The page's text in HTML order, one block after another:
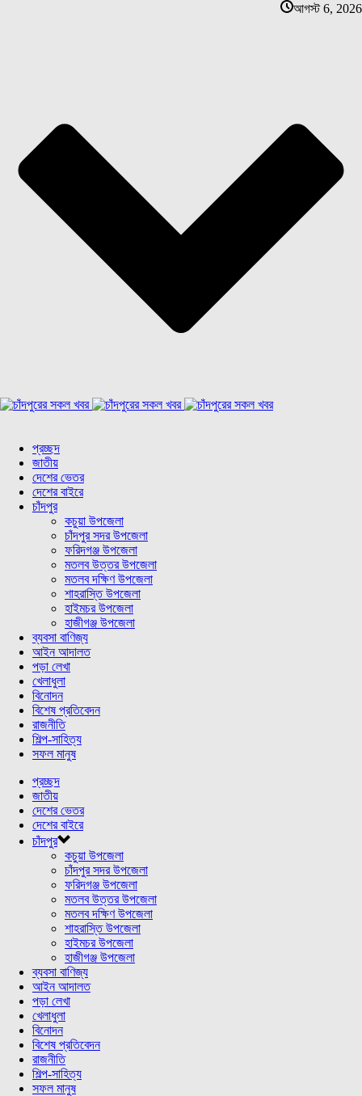
আগস্ট 6, 2026
প্রচ্ছদ
জাতীয়
দেশের ভেতর
দেশের বাইরে
চাঁদপুর
কচুয়া উপজেলা
চাঁদপুর সদর উপজেলা
ফরিদগঞ্জ উপজেলা
মতলব উত্তর উপজেলা
মতলব দক্ষিণ উপজেলা
শাহরাস্তি উপজেলা
হাইমচর উপজেলা
হাজীগঞ্জ উপজেলা
ব্যবসা বাণিজ্য
আইন আদালত
পড়া লেখা
খেলাধুলা
বিনোদন
বিশেষ প্রতিবেদন
রাজনীতি
শিল্প-সাহিত্য
সফল মানুষ
প্রচ্ছদ
জাতীয়
দেশের ভেতর
দেশের বাইরে
চাঁদপুর
কচুয়া উপজেলা
চাঁদপুর সদর উপজেলা
ফরিদগঞ্জ উপজেলা
মতলব উত্তর উপজেলা
মতলব দক্ষিণ উপজেলা
শাহরাস্তি উপজেলা
হাইমচর উপজেলা
হাজীগঞ্জ উপজেলা
ব্যবসা বাণিজ্য
আইন আদালত
পড়া লেখা
খেলাধুলা
বিনোদন
বিশেষ প্রতিবেদন
রাজনীতি
শিল্প-সাহিত্য
সফল মানুষ